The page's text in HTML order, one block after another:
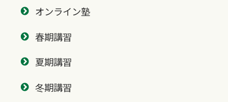
オンライン塾
春期講習
夏期講習
冬期講習